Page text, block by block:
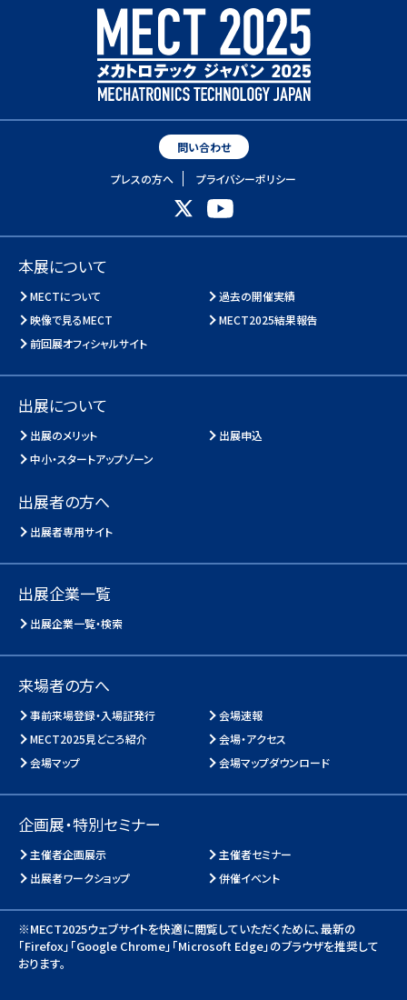
問い合わせ
プレスの方へ プライバシーポリシー
本展について
MECTについて
過去の開催実績
映像で見るMECT
MECT2025結果報告
前回展オフィシャルサイト
出展について
出展のメリット
出展申込
中小・スタートアップゾーン
出展者の方へ
出展者専用サイト
出展企業一覧
出展企業一覧・検索
来場者の方へ
事前来場登録・入場証発行
会場速報
MECT2025見どころ紹介
会場・アクセス
会場マップ
会場マップダウンロード
企画展・特別セミナー
主催者企画展示
主催者セミナー
出展者ワークショップ
併催イベント
※MECT2025ウェブサイトを快適に閲覧していただくために、最新の
「Firefox」「Google Chrome」「Microsoft Edge」のブラウザを推奨して
おります。